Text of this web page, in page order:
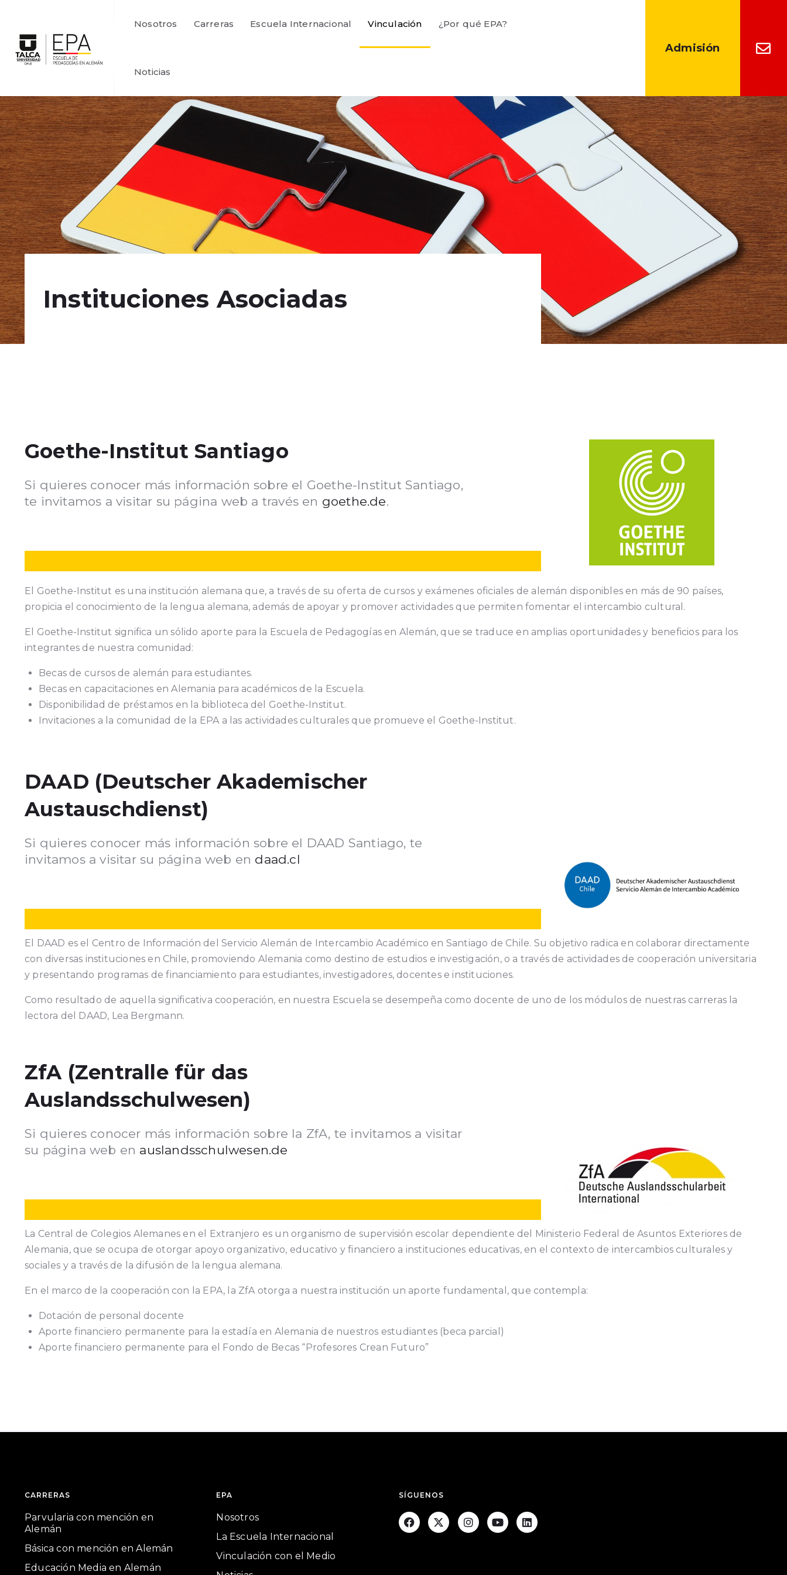
Nosotros Carreras Escuela Internacional Vinculación ¿Por qué EPA?
Noticias
Admisión
Instituciones Asociadas
Goethe-Institut Santiago
Si quieres conocer más información sobre el Goethe-Institut Santiago,
te invitamos a visitar su página web a través en goethe.de.
El Goethe-Institut es una institución alemana que, a través de su oferta de cursos y exámenes oficiales de alemán disponibles en más de 90 países,
propicia el conocimiento de la lengua alemana, además de apoyar y promover actividades que permiten fomentar el intercambio cultural.
El Goethe-Institut significa un sólido aporte para la Escuela de Pedagogías en Alemán, que se traduce en amplias oportunidades y beneficios para los
integrantes de nuestra comunidad:
Becas de cursos de alemán para estudiantes.
Becas en capacitaciones en Alemania para académicos de la Escuela.
Disponibilidad de préstamos en la biblioteca del Goethe-Institut.
Invitaciones a la comunidad de la EPA a las actividades culturales que promueve el Goethe-Institut.
DAAD (Deutscher Akademischer
Austauschdienst)
Si quieres conocer más información sobre el DAAD Santiago, te
invitamos a visitar su página web en daad.cl
El DAAD es el Centro de Información del Servicio Alemán de Intercambio Académico en Santiago de Chile. Su objetivo radica en colaborar directamente
con diversas instituciones en Chile, promoviendo Alemania como destino de estudios e investigación, o a través de actividades de cooperación universitaria
y presentando programas de financiamiento para estudiantes, investigadores, docentes e instituciones.
Como resultado de aquella significativa cooperación, en nuestra Escuela se desempeña como docente de uno de los módulos de nuestras carreras la
lectora del DAAD, Lea Bergmann.
ZfA (Zentralle für das
Auslandsschulwesen)
Si quieres conocer más información sobre la ZfA, te invitamos a visitar
su página web en auslandsschulwesen.de
La Central de Colegios Alemanes en el Extranjero es un organismo de supervisión escolar dependiente del Ministerio Federal de Asuntos Exteriores de
Alemania, que se ocupa de otorgar apoyo organizativo, educativo y financiero a instituciones educativas, en el contexto de intercambios culturales y
sociales y a través de la difusión de la lengua alemana.
En el marco de la cooperación con la EPA, la ZfA otorga a nuestra institución un aporte fundamental, que contempla:
Dotación de personal docente
Aporte financiero permanente para la estadía en Alemania de nuestros estudiantes (beca parcial)
Aporte financiero permanente para el Fondo de Becas “Profesores Crean Futuro”
CARRERAS
Parvularia con mención en
Alemán
Básica con mención en Alemán
Educación Media en Alemán
EPA
Nosotros
La Escuela Internacional
Vinculación con el Medio
SÍGUENOS